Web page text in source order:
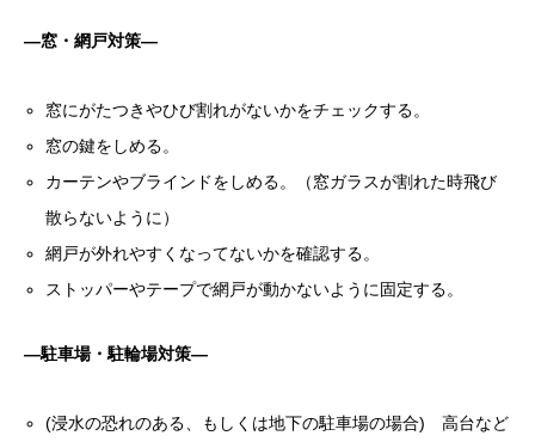
―窓・網戸対策―
窓にがたつきやひび割れがないかをチェックする。
窓の鍵をしめる。
カーテンやブラインドをしめる。（窓ガラスが割れた時飛び
散らないように）
網戸が外れやすくなってないかを確認する。
ストッパーやテープで網戸が動かないように固定する。
―駐車場・駐輪場対策―
(浸水の恐れのある、もしくは地下の駐車場の場合) 高台など